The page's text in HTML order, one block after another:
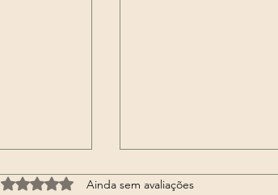
Avaliado com 0 de 5 estrelas.
Ainda sem avaliações